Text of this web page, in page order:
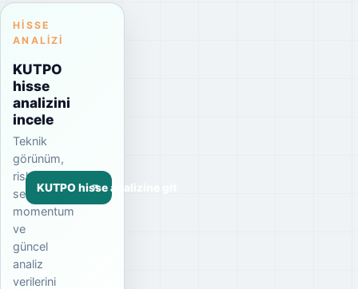
HISSE
ANALIZI
KUTPO
hisse
analizini
incele
Teknik
görünüm,
risk
seviyesi,
momentum
ve
güncel
analiz
verilerini
KUTPO hisse analizine git